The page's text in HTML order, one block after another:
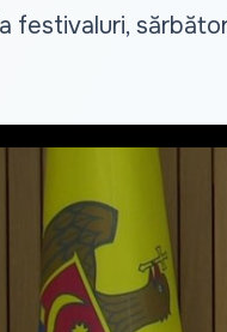
festivaluri,